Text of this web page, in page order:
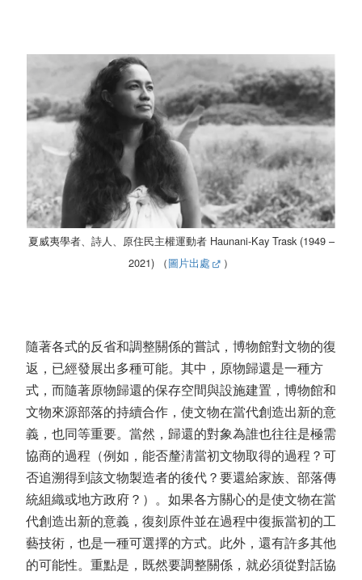
夏威夷學者、詩人、原住民主權運動者 Haunani-Kay Trask (1949 –
2021) （圖片出處 ）
隨著各式的反省和調整關係的嘗試，博物館對文物的復
返，已經發展出多種可能。其中，原物歸還是一種方
式，而隨著原物歸還的保存空間與設施建置，博物館和
文物來源部落的持續合作，使文物在當代創造出新的意
義，也同等重要。當然，歸還的對象為誰也往往是極需
協商的過程（例如，能否釐淸當初文物取得的過程？可
否追溯得到該文物製造者的後代？要還給家族、部落傳
統組織或地方政府？）。如果各方關心的是使文物在當
代創造出新的意義，復刻原件並在過程中復振當初的工
藝技術，也是一種可選擇的方式。此外，還有許多其他
的可能性。重點是，既然要調整關係，就必須從對話協